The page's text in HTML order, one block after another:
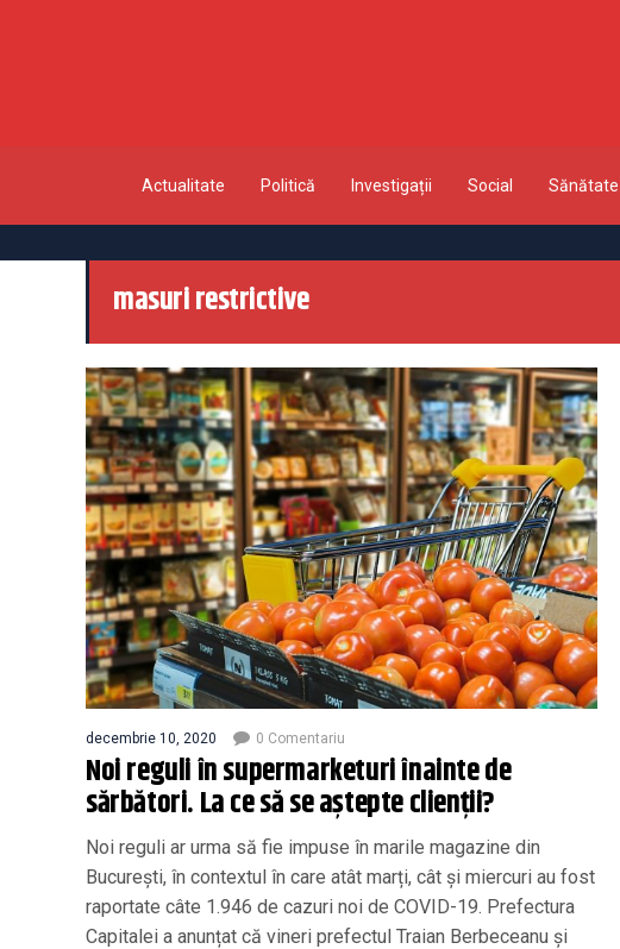
Actualitate Politică Investigații Social Sănătate
masuri restrictive
decembrie 10, 2020 0 Comentariu
Noi reguli în supermarketuri înainte de
sărbători. La ce să se aștepte clienții?
Noi reguli ar urma să fie impuse în marile magazine din
București, în contextul în care atât marți, cât și miercuri au fost
raportate câte 1.946 de cazuri noi de COVID-19. Prefectura
Capitalei a anunțat că vineri prefectul Traian Berbeceanu și